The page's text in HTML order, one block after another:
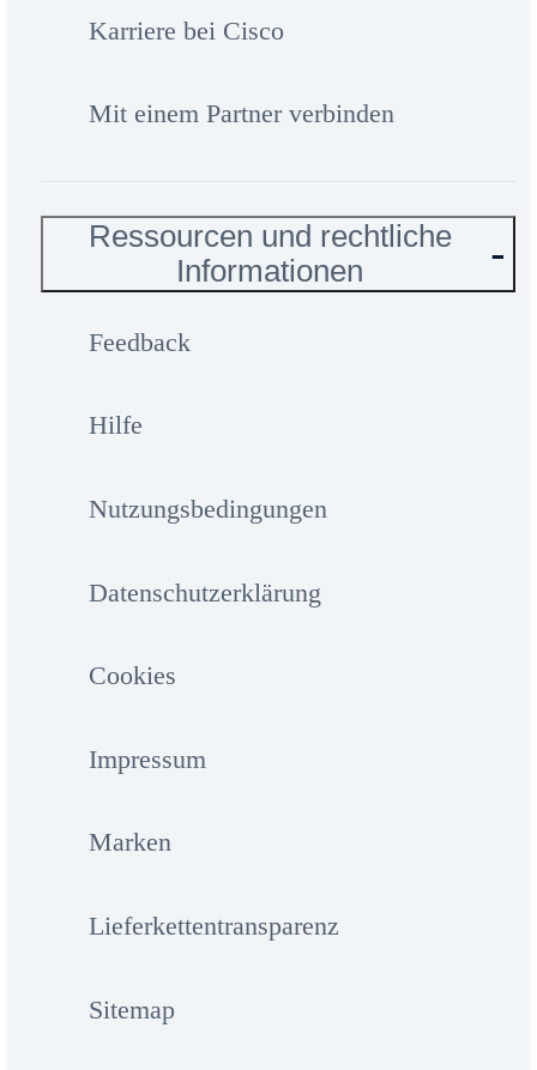
Karriere bei Cisco
Mit einem Partner verbinden
Ressourcen und rechtliche
Informationen
Feedback
Hilfe
Nutzungsbedingungen
Datenschutzerklärung
Cookies
Impressum
Marken
Lieferkettentransparenz
Sitemap